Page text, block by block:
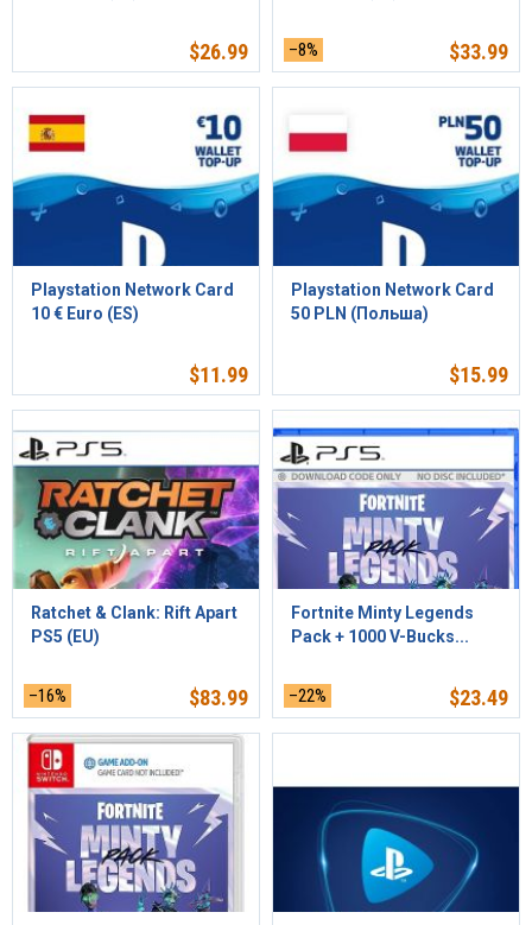
$26.99 –8% $33.99
Playstation Network Card
10 € Euro (ES)
$11.99
Playstation Network Card
50 PLN (Польша)
$15.99
Ratchet & Clank: Rift Apart
PS5 (EU)
–16% $83.99
Fortnite Minty Legends
Pack + 1000 V-Bucks...
–22% $23.49